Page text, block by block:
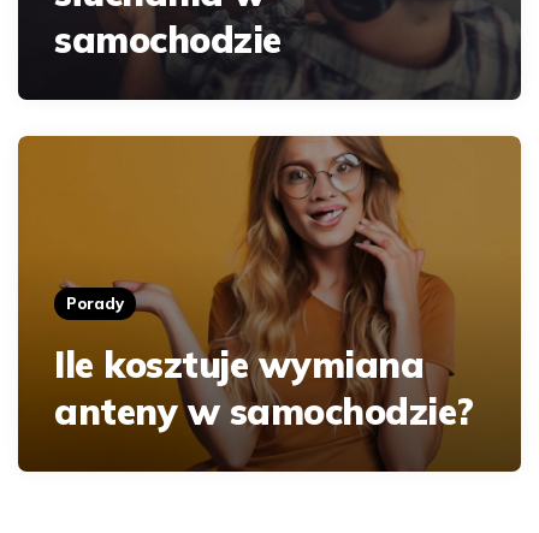
samochodzie
Porady
Ile kosztuje wymiana
anteny w samochodzie?